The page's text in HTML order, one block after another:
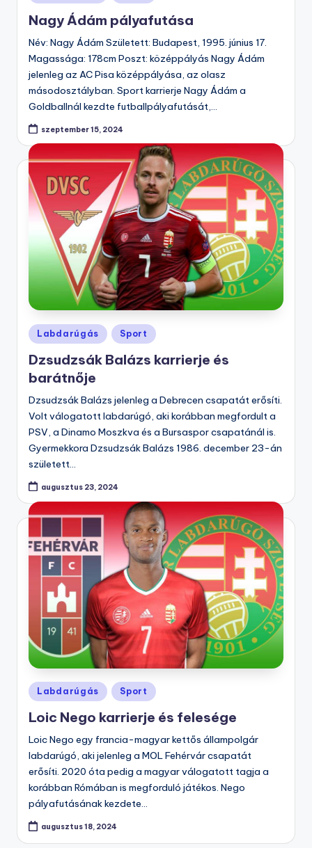
in
Nagy Ádám pályafutása
Név: Nagy Ádám Született: Budapest, 1995. június 17.
Magassága: 178cm Poszt: középpályás Nagy Ádám
jelenleg az AC Pisa középpályása, az olasz
másodosztályban. Sport karrierje Nagy Ádám a
Goldballnál kezdte futballpályafutását,…
szeptember 15, 2024
Posted
in
Labdarúgás Sport
Dzsudzsák Balázs karrierje és
barátnője
Dzsudzsák Balázs jelenleg a Debrecen csapatát erősíti.
Volt válogatott labdarúgó, aki korábban megfordult a
PSV, a Dinamo Moszkva és a Bursaspor csapatánál is.
Gyermekkora Dzsudzsák Balázs 1986. december 23-án
született…
augusztus 23, 2024
Posted
in
Labdarúgás Sport
Loic Nego karrierje és felesége
Loic Nego egy francia-magyar kettős állampolgár
labdarúgó, aki jelenleg a MOL Fehérvár csapatát
erősíti. 2020 óta pedig a magyar válogatott tagja a
korábban Rómában is megforduló játékos. Nego
pályafutásának kezdete…
augusztus 18, 2024